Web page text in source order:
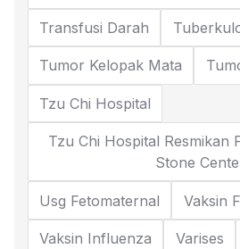
Transfusi Darah
Tumor Kelopak Mata
Tzu Chi Hospital
Tzu Chi Hospital Resmikan
Stone
Usg Fetomaternal Vaksin
Vaksin Influenza Varises